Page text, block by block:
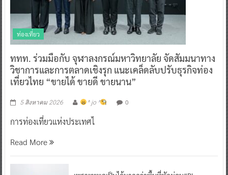
ท่องเที่ยว
ททท. ร่วมมือกับ จุฬาลงกรณ์มหาวิทยาลัย จัดสัมมนาทาง
วิชาการและการตลาดเชิงรุก แนะเคล็ดลับปรับธุรกิจท่อง
เที่ยวไทย “ขายได้ ขายดี ขายนาน”
5 สิงหาคม 2026 ^ jo ^ 0
การท่องเที่ยวแห่งประเทศไ
Read More